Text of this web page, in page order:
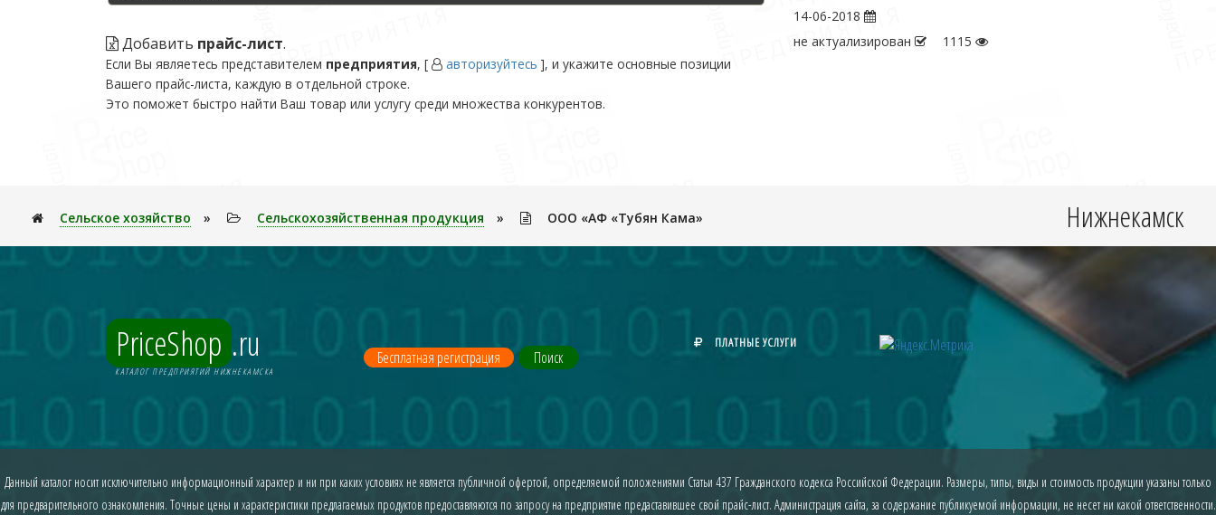
Добавить прайс-лист.
Если Вы являетесь представителем предприятия, [ авторизуйтесь ], и укажите основные позиции
Вашего прайс-листа, каждую в отдельной строке.
Это поможет быстро найти Ваш товар или услугу среди множества конкурентов.
14-06-2018
не актуализирован
1115
Сельское хозяйство » Сельскохозяйственная продукция » ООО «АФ «Тубян Кама» Нижнекамск
PriceShop .ru
КАТАЛОГ ПРЕДПРИЯТИЙ НИЖНЕКАМСКА
Бесплатная регистрация Поиск
ПЛАТНЫЕ УСЛУГИ
Данный каталог носит исключительно информационный характер и ни при каких условиях не является публичной офертой, определяемой положениями Статьи 437 Гражданского кодекса Российской Федерации. Размеры, типы, виды и стоимость продукции указаны только
для предварительного ознакомления. Точные цены и характеристики предлагаемых продуктов предоставляются по запросу на предприятие предаставившее свой прайс-лист. Администрация сайта, за содержание публикуемой информации, не несет ни какой ответственности.